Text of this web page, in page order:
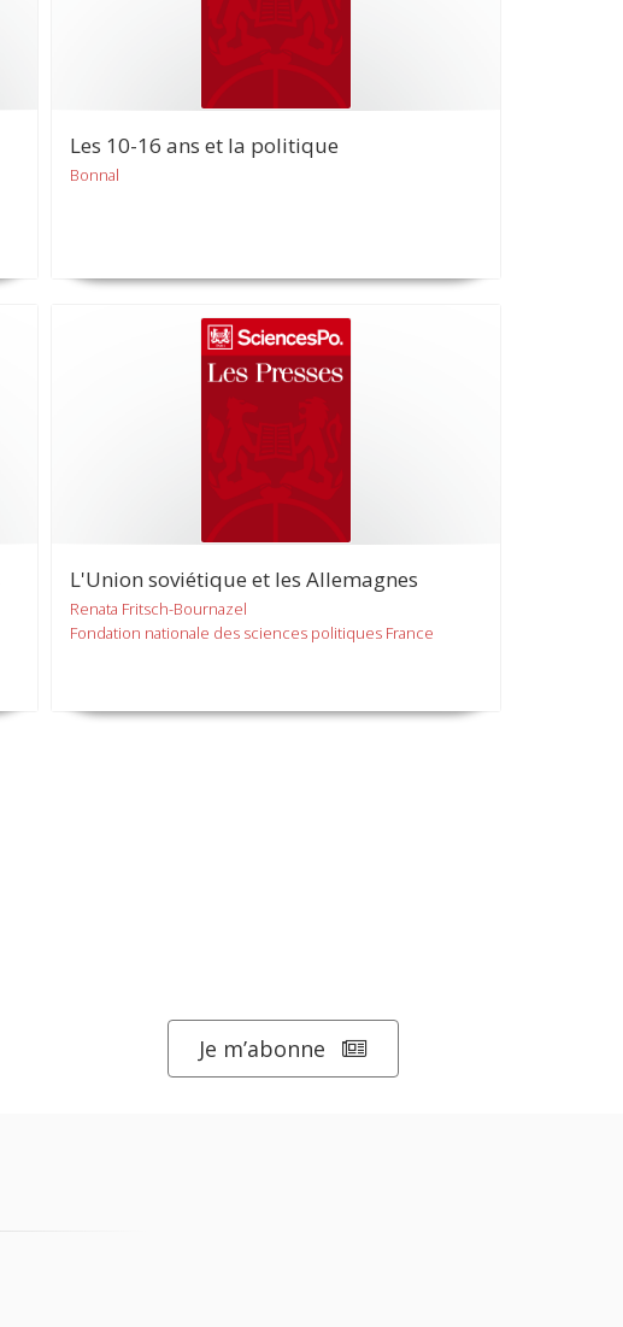
Les 10-16 ans et la politique
Bonnal
L'Union soviétique et les Allemagnes
Renata Fritsch-Bournazel
Fondation nationale des sciences politiques France
Je m’abonne